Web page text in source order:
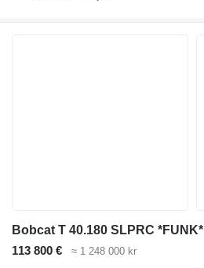
Bobcat T 40.180 SLPRC *FUNK*
113 800 €
≈ 1 248 000 kr